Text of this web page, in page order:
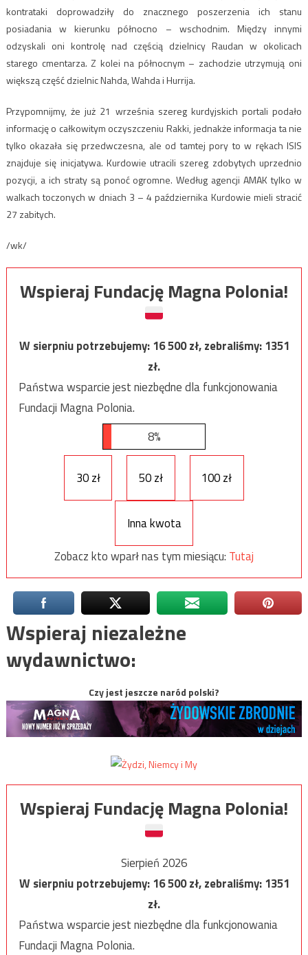
kontrataki doprowadziły do znacznego poszerzenia ich stanu
posiadania w kierunku północno – wschodnim. Między innymi
odzyskali oni kontrolę nad częścią dzielnicy Raudan w okolicach
starego cmentarza. Z kolei na północnym – zachodzie utrzymują oni
większą część dzielnic Nahda, Wahda i Hurrija.
Przypomnijmy, że już 21 września szereg kurdyjskich portali podało
informację o całkowitym oczyszczeniu Rakki, jednakże informacja ta nie
tylko okazała się przedwczesna, ale od tamtej pory to w rękach ISIS
znajduje się inicjatywa. Kurdowie utracili szereg zdobytych uprzednio
pozycji, a ich straty są ponoć ogromne. Według agencji AMAK tylko w
walkach toczonych w dniach 3 – 4 października Kurdowie mieli stracić
27 zabitych.
/wk/
Wspieraj Fundację Magna Polonia!
W sierpniu potrzebujemy:16 500zł, zebraliśmy:1351
zł.
Państwa wsparcie jest niezbędne dla funkcjonowania
Fundacji Magna Polonia.
8%
30 zł 50 zł 100 zł
Inna kwota
Zobacz kto wparł nas tym miesiącu: Tutaj
Wspieraj niezależne
wydawnictwo:
Czy jest jeszcze naród polski?
Wspieraj Fundację Magna Polonia!
Sierpień 2026
W sierpniu potrzebujemy:16 500zł, zebraliśmy:1351
zł.
Państwa wsparcie jest niezbędne dla funkcjonowania
Fundacji Magna Polonia.